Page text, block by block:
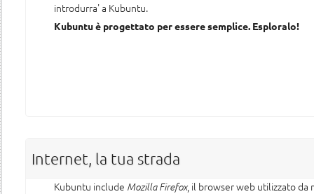
introdurra' a Kubuntu.
Kubuntu è progettato per essere semplice. Esploralo!
Internet, la tua strada
Kubuntu include Mozilla Firefox, il browser web utilizzato da